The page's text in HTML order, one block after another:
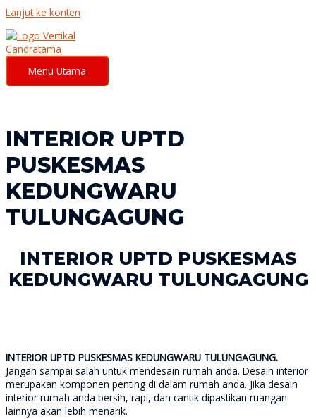
Lanjut ke konten
Menu Utama
INTERIOR UPTD
PUSKESMAS
KEDUNGWARU
TULUNGAGUNG
INTERIOR UPTD PUSKESMAS
KEDUNGWARU TULUNGAGUNG
INTERIOR UPTD PUSKESMAS KEDUNGWARU TULUNGAGUNG.
Jangan sampai salah untuk mendesain rumah anda. Desain interior
merupakan komponen penting di dalam rumah anda. Jika desain
interior rumah anda bersih, rapi, dan cantik dipastikan ruangan
lainnya akan lebih menarik.